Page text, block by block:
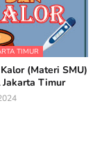
TIMUR
(Materi SMU)
Timur